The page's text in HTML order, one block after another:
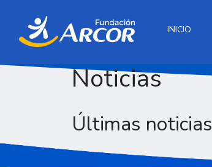
INICIO
Noticias
Últimas noticias